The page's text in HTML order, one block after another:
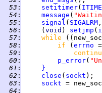
  53
: setitimer(
  54
: message (
  55
: signal ( SIGALRM
  56
:
     (
void ) setjmp (
  57
: while
  58
: if ( errno
  59
:
  60
: p_error(
  61
:
}
  62
: close ( sockt
  63
:
sockt
  64
: